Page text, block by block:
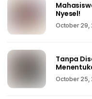
Nyesel!
October 29,
Tanpa
October 25,